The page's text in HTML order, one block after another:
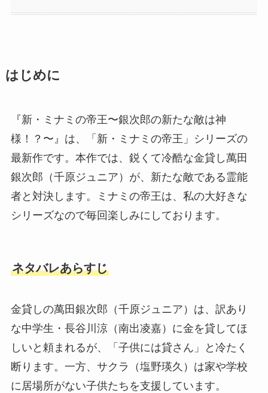
はじめに
『新・ミナミの帝王〜銀次郎の新たな敵は神
様！？〜』は、「新・ミナミの帝王」シリーズの
最新作です。本作では、鋭くて冷酷な金貸し萬田
銀次郎（千原ジュニア）が、新たな敵である霊能
者と対決します。ミナミの帝王は、私の大好きな
シリーズなので毎回楽しみにしております。
ネタバレあらすじ
金貸しの萬田銀次郎（千原ジュニア）は、訳あり
な中学生・長谷川涼（南出凌嘉）に金を貸してほ
しいと頼まれるが、「子供には貸さん」と冷たく
断ります。一方、サクラ（塩野瑛久）は家や学校
に居場所がない子供たちを支援しています。